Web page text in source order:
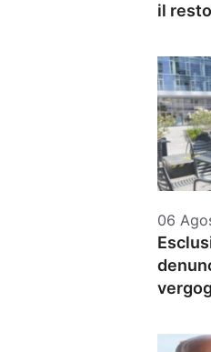
il
06